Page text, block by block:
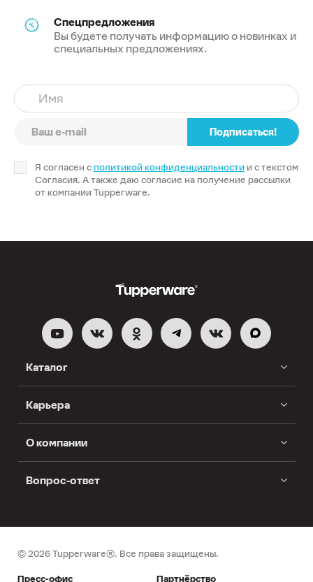
Спецпредложения
Вы будете получать информацию о новинках и
специальных предложениях.
Имя
Подписаться!
Я согласен с политикой конфиденциальности и с текстом
Согласия. А также даю согласие на получение рассылки
от компании Tupperware.
Каталог
Карьера
О компании
Вопрос-ответ
© 2026 Tupperware®. Все права защищены.
Пресс-офис Партнёрство